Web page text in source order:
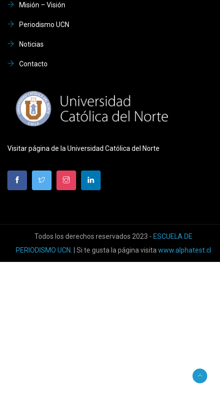
Misión – Visión
Periodismo UCN
Noticias
Contacto
Visitar página de la Universidad Católica del Norte
Todos los derechos reservados 2023 - ESCUELA DE
PERIODISMO UCN . | Si te gusta la página visita www.alphatest.cl